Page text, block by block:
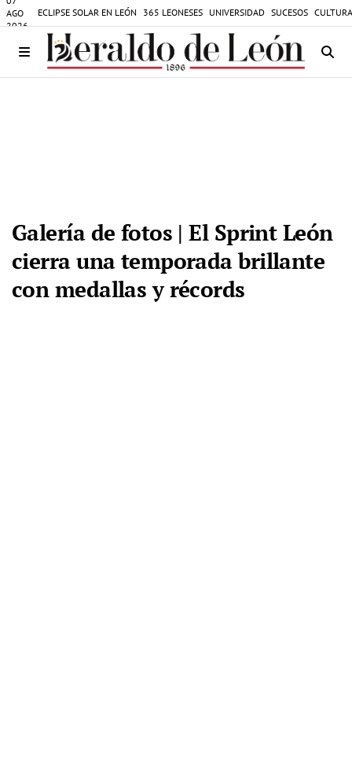
AGO
2026
ECLIPSE SOLAR EN LEÓN 365 LEONESES UNIVERSIDAD SUCESOS
Galería de fotos | El Sprint León
cierra una temporada brillante
con medallas y récords